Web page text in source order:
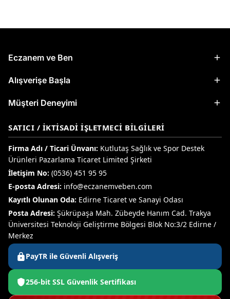
Eczanem ve Ben
Alışverişe Başla
Müşteri Deneyimi
SATICI / İKTISADI İŞLETMECI BILGILERI
Firma Adı / Ticari Ünvanı: Kutlutaş Sağlık ve Spor Destek
Ürünleri Pazarlama Ticaret Limited Şirketi
İletişim No: (0536) 451 95 95
E-posta Adresi: info@eczanemveben.com
Kayıtlı Olunan Oda: Edirne Ticaret ve Sanayi Odası
Posta Adresi: Şükrüpaşa Mah. Zübeyde Hanım Cad. Trakya
Üniversitesi Teknoloji Geliştirme Bölgesi Blok No:3/2 Edirne /
Merkez
PayTR ile Güvenli Alışveriş
256-bit SSL Güvenlik Sertifikası